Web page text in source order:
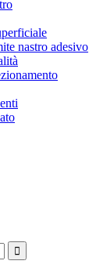
nastro adesivo